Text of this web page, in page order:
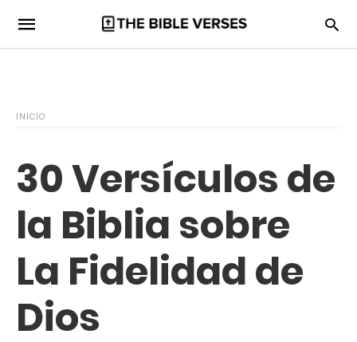
INICIO
30 Versículos de
la Biblia sobre
La Fidelidad de
Dios